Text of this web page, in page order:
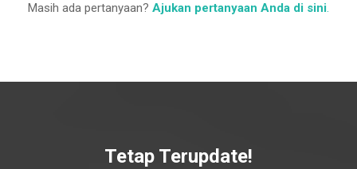
Masih ada pertanyaan? Ajukan pertanyaan Anda di sini.
Tetap Terupdate!